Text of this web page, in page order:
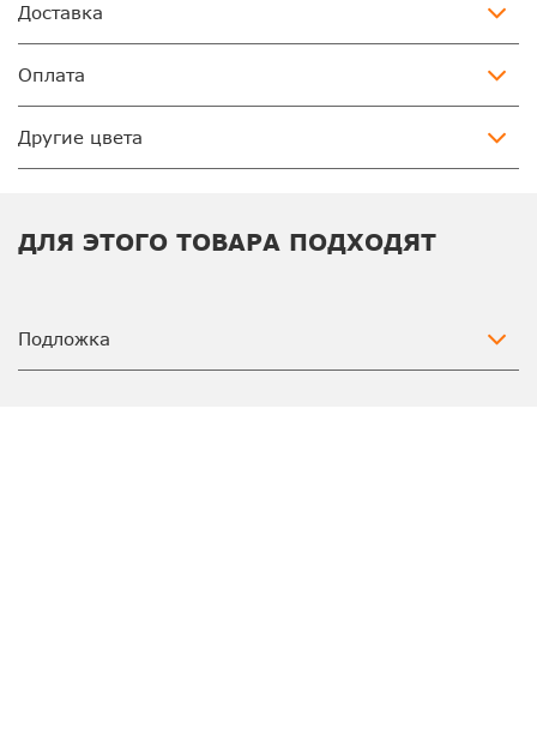
Доставка
Оплата
Другие цвета
ДЛЯ ЭТОГО ТОВАРА ПОДХОДЯТ
Подложка